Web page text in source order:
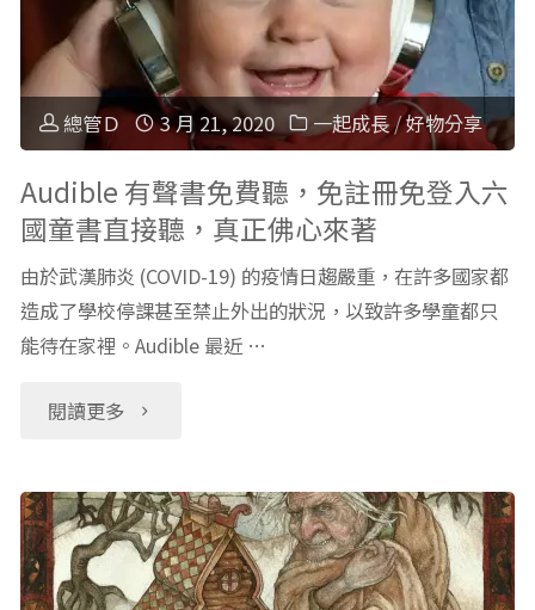
分
齡
互
動
英
文
課
免
總管Ｄ 3 月 21, 2020 一起成長/好物分享
Audible 有聲書免費聽，免註冊免登入六
國童書直接聽，真正佛心來著
由於武漢肺炎 (COVID-19) 的疫情日趨嚴重，在許多國家都
造成了學校停課甚至禁止外出的狀況，以致許多學童都只
能待在家裡。Audible 最近 …
閱讀更多
"Audible
聲
書